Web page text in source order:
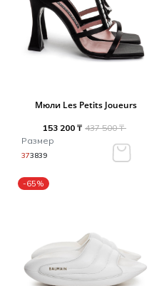
Мюли Les Petits Joueurs
153 200 ₸ 437 500 ₸
Размер
373839
-65%